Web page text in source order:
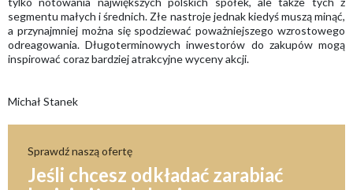
segmentu małych i średnich. Złe nastroje jednak kiedyś muszą minąć,
a przynajmniej można się spodziewać poważniejszego wzrostowego
odreagowania. Długoterminowych inwestorów do zakupów mogą
inspirować coraz bardziej atrakcyjne wyceny akcji.
Michał Stanek
Sprawdź naszą ofertę
Jeśli chcesz odkładać zarabiać